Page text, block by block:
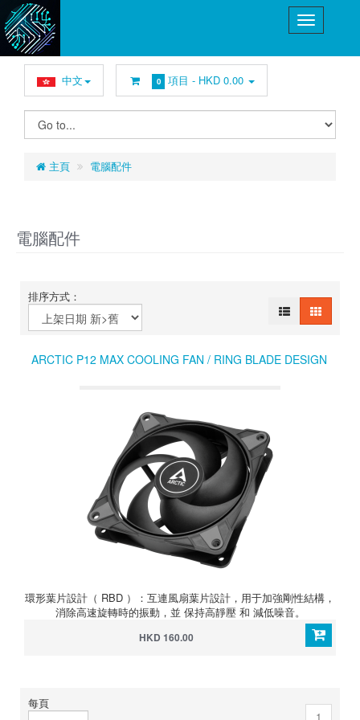
中文 0 項目 - HKD 0.00
主頁 電腦配件
電腦配件
排序方式：
ARCTIC P12 MAX COOLING FAN / RING BLADE DESIGN
環形葉片設計（ RBD ）：互連風扇葉片設計，用于加強剛性結構，
消除高速旋轉時的振動，並 保持高靜壓 和 減低噪音。
HKD 160.00
每頁
1